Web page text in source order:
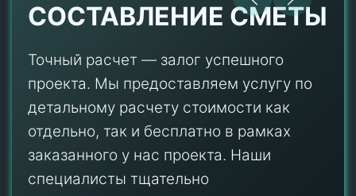
СОСТАВЛЕНИЕ СМЕТЫ
Точный расчет — залог успешного
проекта. Мы предоставляем услугу по
детальному расчету стоимости как
отдельно, так и бесплатно в рамках
заказанного у нас проекта. Наши
специалисты тщательно